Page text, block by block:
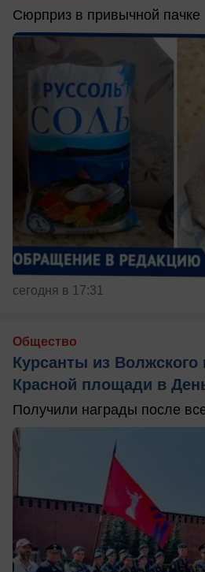
Сюрприз в привычной пачке
сегодня в 17:31
Общество
Курсанты из
Красной площади в
Получили награды после